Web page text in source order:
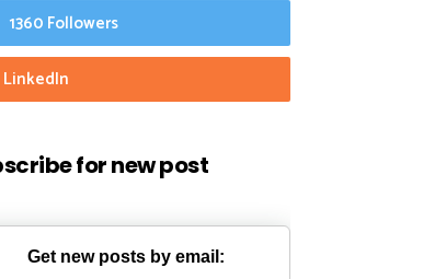
1360 Followers
LinkedIn
for new post
Get new posts by email: